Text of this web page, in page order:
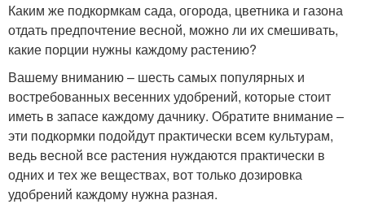
Каким же подкормкам сада, огорода, цветника и газона
отдать предпочтение весной, можно ли их смешивать,
какие порции нужны каждому растению?
Вашему вниманию – шесть самых популярных и
востребованных весенних удобрений, которые стоит
иметь в запасе каждому дачнику. Обратите внимание –
эти подкормки подойдут практически всем культурам,
ведь весной все растения нуждаются практически в
одних и тех же веществах, вот только дозировка
удобрений каждому нужна разная.